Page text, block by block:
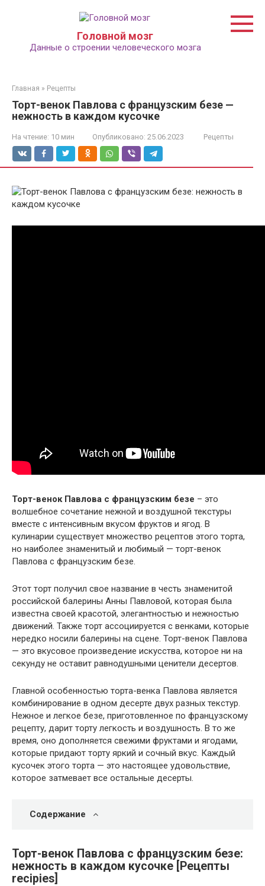
Головной мозг
Данные о строении человеческого мозга
Главная » Рецепты
Торт-венок Павлова с французским безе —
нежность в каждом кусочке
На чтение: 10 мин Опубликовано: 25.06.2023 Рецепты
Торт-венок Павлова с французским безе – это
волшебное сочетание нежной и воздушной текстуры
вместе с интенсивным вкусом фруктов и ягод. В
кулинарии существует множество рецептов этого торта,
но наиболее знаменитый и любимый — торт-венок
Павлова с французским безе.
Этот торт получил свое название в честь знаменитой
российской балерины Анны Павловой, которая была
известна своей красотой, элегантностью и нежностью
движений. Также торт ассоциируется с венками, которые
нередко носили балерины на сцене. Торт-венок Павлова
— это вкусовое произведение искусства, которое ни на
секунду не оставит равнодушными ценители десертов.
Главной особенностью торта-венка Павлова является
комбинирование в одном десерте двух разных текстур.
Нежное и легкое безе, приготовленное по французскому
рецепту, дарит торту легкость и воздушность. В то же
время, оно дополняется свежими фруктами и ягодами,
которые придают торту яркий и сочный вкус. Каждый
кусочек этого торта — это настоящее удовольствие,
которое затмевает все остальные десерты.
Содержание
Торт-венок Павлова с французским безе:
нежность в каждом кусочке [Рецепты
recipies]